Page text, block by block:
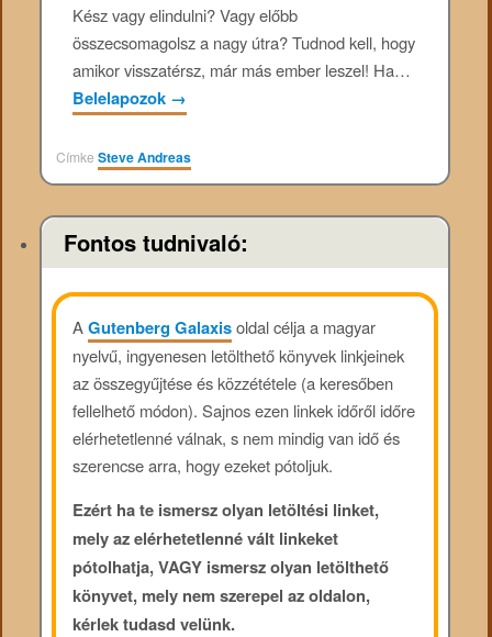
Kész vagy elindulni? Vagy előbb
összecsomagolsz a nagy útra? Tudnod kell, hogy
amikor visszatérsz, már más ember leszel! Ha…
Belelapozok →
CímkeSteve Andreas
Fontos tudnivaló:
AGutenberg Galaxisoldal célja a magyar
nyelvű, ingyenesen letölthető könyvek linkjeinek
az összegyűjtése és közzététele (a keresőben
fellelhető módon). Sajnos ezen linkek időről időre
elérhetetlenné válnak, s nem mindig van idő és
szerencse arra, hogy ezeket pótoljuk.
Ezért ha te ismersz olyan letöltési linket,
mely az elérhetetlenné vált linkeket
pótolhatja, VAGY ismersz olyan letölthető
könyvet, mely nem szerepel az oldalon,
kérlek tudasd velünk.